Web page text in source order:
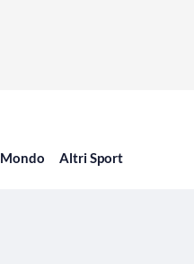
Mondo Altri Sport